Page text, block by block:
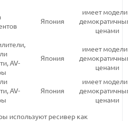
Япония
имеет модели
ценами
AV-
Япония
имеет модели
ценами
AV-
Япония
имеет модели
ценами
используют ресивер как